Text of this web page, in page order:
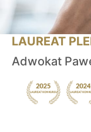
LAUREAT
Adwokat